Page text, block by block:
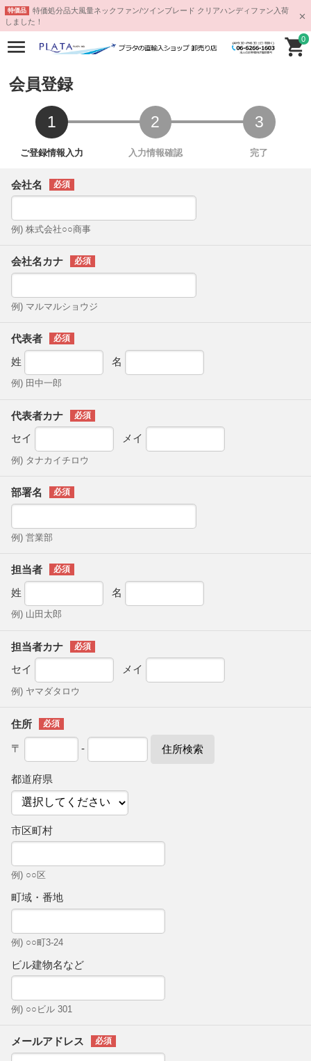
特価品
特価処分品大風量ネックファン/ツインブレード クリアハンディファン入荷
しました！
0
会員登録
会社名
例) 株式会社○○商事
会社名カナ
例) マルマルショウジ
代表者
姓
名
例) 田中一郎
代表者カナ
セイ
メイ
例) タナカイチロウ
部署名
例) 営業部
担当者
姓
名
例) 山田太郎
担当者カナ
セイ
メイ
例) ヤマダタロウ
住所
〒 - 住所検索
都道府県
市区町村
例) ○○区
町域・番地
例) ○○町3-24
ビル建物名など
例) ○○ビル 301
メールアドレス